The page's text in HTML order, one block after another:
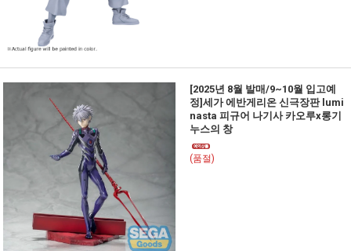
[2025년 8월 발매/9~10월 입고예
정]세가 에반게리온 신극장판 lumi
nasta 피규어 나기사 카오루x롱기
누스의 창
(품절)